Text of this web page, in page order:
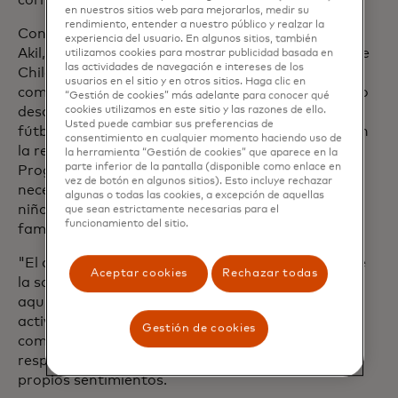
Con el campo restaurado, el psicólogo Mehmet Ali
Akil, coordinador de protección infantil de Save the
Children y entusiasta del fútbol, y sus colegas
comenzaron a trabajar con niños locales. El equipo
desarrolló un serial de juegos relacionados con el
fútbol que fomentan el trabajo en equipo, mejoran
la resiliencia y refuerzan el bienestar mental.
Programas como Pitches of Hope son muy
necesarios, dice, ya que luego de un trauma los
niños pueden, y a menudo lo hacen, aislar de su
familia y colegas.
"El campo de fútbol es como una demostración de
la sociedad", dice Akil. "Lo que los niños aprenden
aquí, luego lo imitan en la sociedad". Así desarrolló
actividades enfocadas en aumentar la
comunicación, promover un comportamiento
respetuoso y amable y aprender a expresar los
propios sentimientos.
en nuestros sitios web para mejorarlos, medir su
rendimiento, entender a nuestro público y realzar la
experiencia del usuario. En algunos sitios, también
utilizamos cookies para mostrar publicidad basada en
las actividades de navegación e intereses de los
usuarios en el sitio y en otros sitios. Haga clic en
“Gestión de cookies” más adelante para conocer qué
cookies utilizamos en este sitio y las razones de ello.
Usted puede cambiar sus preferencias de
consentimiento en cualquier momento haciendo uso de
la herramienta “Gestión de cookies” que aparece en la
parte inferior de la pantalla (disponible como enlace en
vez de botón en algunos sitios). Esto incluye rechazar
algunas o todas las cookies, a excepción de aquellas
que sean estrictamente necesarias para el
funcionamiento del sitio.
Aceptar cookies Rechazar todas
Gestión de cookies